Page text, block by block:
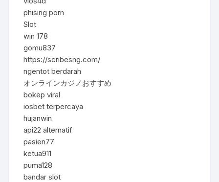
phising porn
Slot
win 178
gomu837
https://scribesng.com/
ngentot berdarah
オンラインカジノおすすめ
bokep viral
iosbet terpercaya
hujanwin
api22 alternatif
pasien77
ketua911
puma128
bandar slot